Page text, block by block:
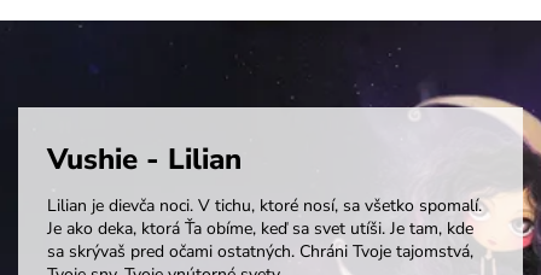
Vushie - Lilian
Lilian je dievča noci. V tichu, ktoré nosí, sa všetko spomalí.
Je ako deka, ktorá Ťa obíme, keď sa svet utíši. Je tam, kde
sa skrývaš pred očami ostatných. Chráni Tvoje tajomstvá,